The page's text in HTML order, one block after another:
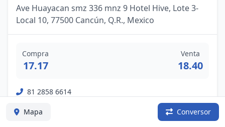
Ave Huayacan smz 336 mnz 9 Hotel Hive, Lote 3-
Local 10, 77500 Cancún, Q.R., Mexico
Compra
17.17
Venta
18.40
81 2858 6614
Mapa Conversor